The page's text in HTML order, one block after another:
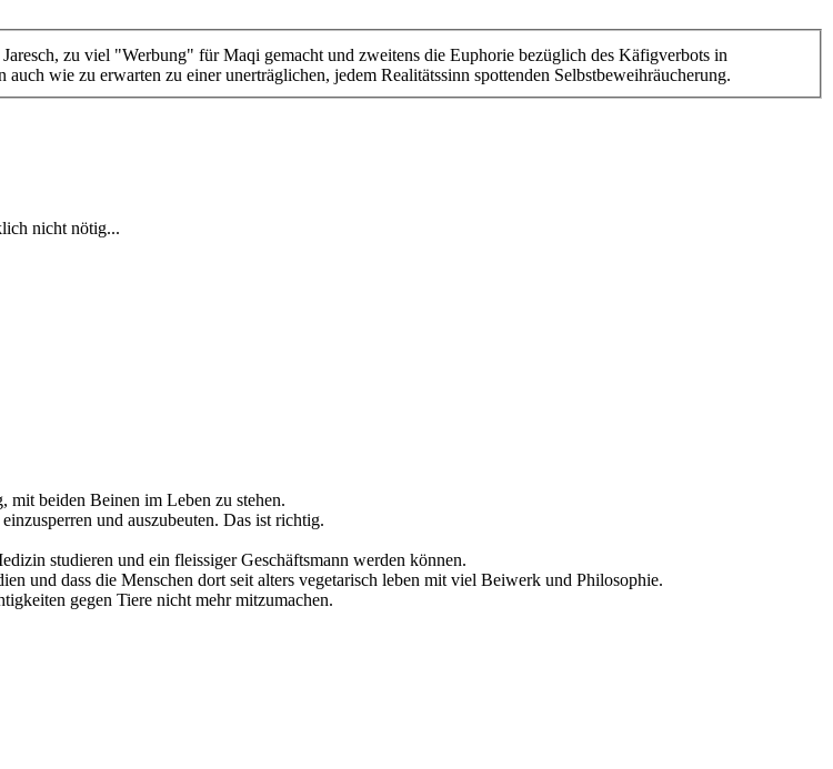
zu viel "Werbung" für Maqi gemacht und zweitens die Euphorie bezüglich des Käfigverbots in
wie zu erwarten zu einer unerträglichen, jedem Realitätssinn spottenden Selbstbeweihräucherung.
nicht nötig...
mit beiden Beinen im Leben zu stehen.
und auszubeuten. Das ist richtig.
studieren und ein fleissiger Geschäftsmann werden können.
und dass die Menschen dort seit alters vegetarisch leben mit viel Beiwerk und Philosophie.
gegen Tiere nicht mehr mitzumachen.